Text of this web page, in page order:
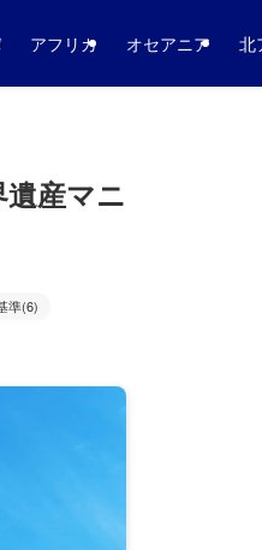
アフリカ オセアニア 北
産マニ
準(6)